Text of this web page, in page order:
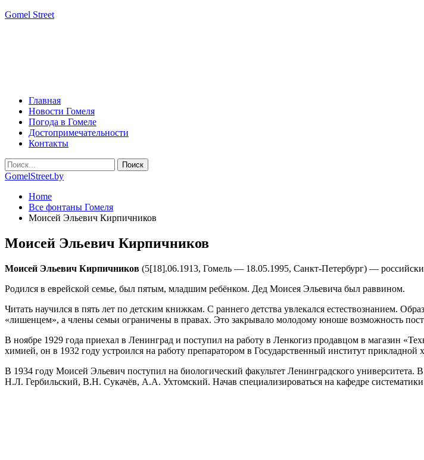
Gomel Street
Главная
Новости Гомеля
Погода в Гомеле
Достопримечательности
Контакты
GomelStreet.by
Home
Все фонтаны Гомеля
Моисей Эльевич Кирпичников
Моисей Эльевич Кирпичников
Моисей Эльевич Кирпичников (5[18].06.1913, Гомель — 18.05.1995, Санкт-Петербург) —
Родился в еврейской семье, был пятым, младшим ребёнком. Дед Моисея Эльевича был раввином.
Читать научился в пять лет по детским книжкам. С раннего детства увлекался естествознанием.
«лишенцем», а члены семьи ограничены в правах. Это закрывало молодому юноше возможность
В ноябре 1929 года приехал в Ленинград и поступил на работу в Ленкогиз продавцом в магазин
химией, он в 1932 году устроился на работу препаратором в Государственный институт
В 1934 году Моисей Эльевич поступил на биологический факультет Ленинградского
Н.Л. Гербильский, В.Н. Сукачёв, А.А. Ухтомский. Начав специализироваться на кафедре